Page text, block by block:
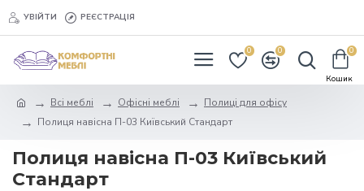
УВІЙТИ РЕЄСТРАЦІЯ
0 0 0
Всі меблі Офісні меблі
Полиці для офісу
Полиця навісна П-03 Київський Стандарт
Полиця навісна П-03 Київський
Стандарт